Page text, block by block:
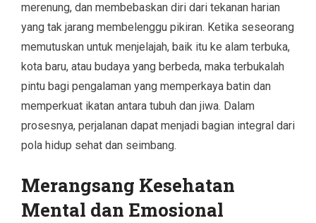
merenung, dan membebaskan diri dari tekanan harian
yang tak jarang membelenggu pikiran. Ketika seseorang
memutuskan untuk menjelajah, baik itu ke alam terbuka,
kota baru, atau budaya yang berbeda, maka terbukalah
pintu bagi pengalaman yang memperkaya batin dan
memperkuat ikatan antara tubuh dan jiwa. Dalam
prosesnya, perjalanan dapat menjadi bagian integral dari
pola hidup sehat dan seimbang.
Merangsang Kesehatan
Mental dan Emosional